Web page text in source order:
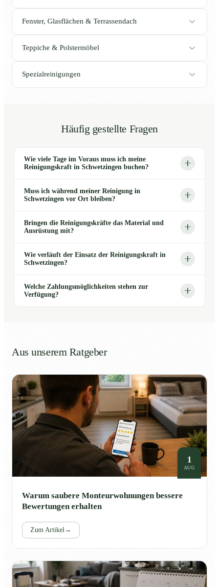
Fenster, Glasflächen & Terrassendach
Teppiche & Polstermöbel
Spezialreinigungen
Häufig gestellte Fragen
Wie viele Tage im Voraus muss ich meine
Reinigungskraft in Schwetzingen buchen?
Muss ich während meiner Reinigung in
Schwetzingen vor Ort bleiben?
Bringen die Reinigungskräfte das Material und
Ausrüstung mit?
Wie verläuft der Einsatz der Reinigungskraft in
Schwetzingen?
Welche Zahlungsmöglichkeiten stehen zur
Verfügung?
Aus unserem Ratgeber
1
AUG
Warum saubere Monteurwohnungen bessere
Bewertungen erhalten
Zum Artikel →